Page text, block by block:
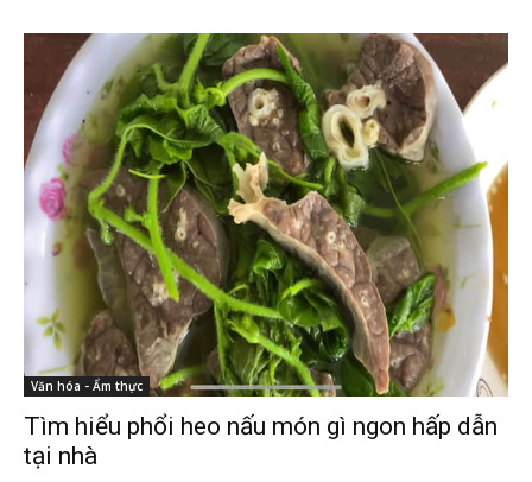
Văn hóa - Ẩm thực
Tìm hiểu phổi heo nấu món gì ngon hấp dẫn
tại nhà